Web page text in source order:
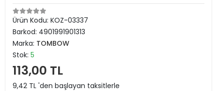
Ürün Kodu: KOZ-03337
Barkod: 4901991901313
Marka: TOMBOW
Stok: 5
113,00 TL
9,42 TL 'den başlayan taksitlerle